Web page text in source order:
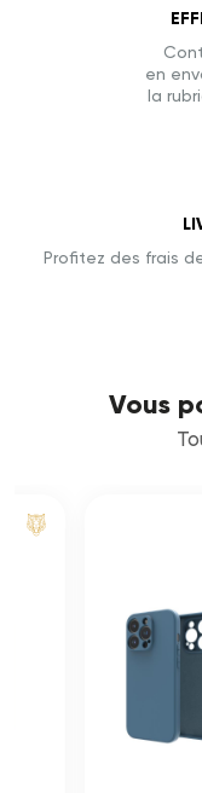
en
la
Profitez des frais
Vous